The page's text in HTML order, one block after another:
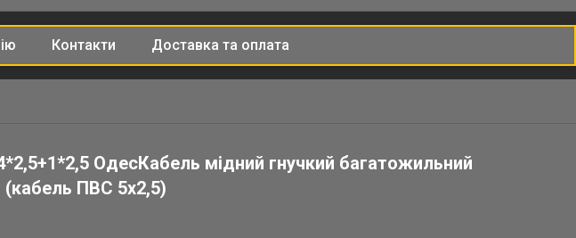
Контакти Доставка та оплата
ОдесКабель мідний гнучкий багатожильний
(кабель ПВС 5х2,5)